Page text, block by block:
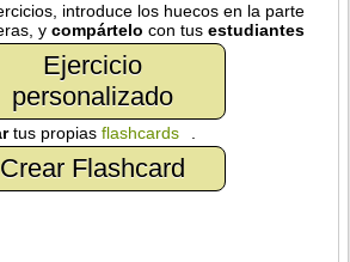
introduce los huecos en la parte
ycompártelo con tusestudiantes
Ejercicio
personalizado
tus propiasflashcards
Crear Flashcard